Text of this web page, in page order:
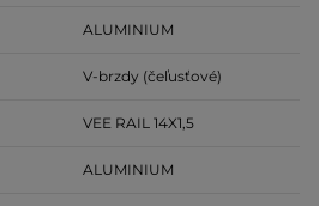
ALUMINIUM
V-brzdy (čeľusťové)
VEE RAIL 14X1,5
ALUMINIUM